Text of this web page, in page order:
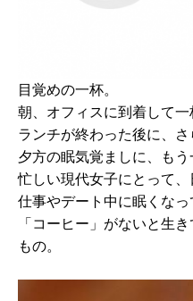
目覚めの一杯。
朝、オフィスに到着して一
ランチが終わった後に、さ
夕方の眠気覚ましに、もう
忙しい現代女子にとって、
仕事やデート中に眠くなっ
「コーヒー」がないと生
もの。